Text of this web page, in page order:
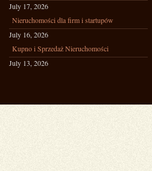
July 17, 2026
Nieruchomości dla firm i startupów
July 16, 2026
Kupno i Sprzedaż Nieruchomości
July 13, 2026